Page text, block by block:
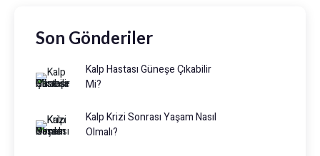
Son Gönderiler
Kalp Hastası Güneşe Çıkabilir
Mi?
Kalp Krizi Sonrası Yaşam Nasıl
Olmalı?